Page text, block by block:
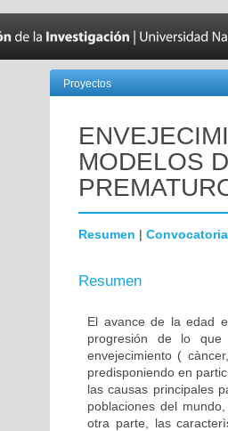
Proyectos
MODELOS
Resumen | Convocatoria
Resumen
El avance de la edad
progresión de lo que
envejecimiento (
predisponiendo en
las causas principales
poblaciones del
otra parte, las